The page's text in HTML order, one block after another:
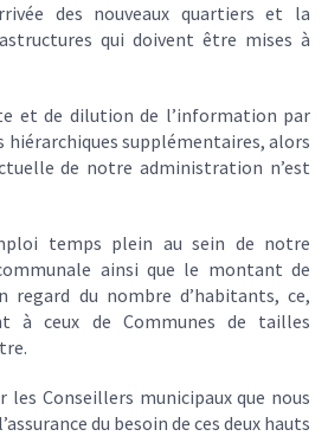
des nouveaux quartiers et la
qui doivent être mises à
et de dilution de l’information par
hiérarchiques supplémentaires, alors
de notre administration n’est
temps plein au sein de notre
ainsi que le montant de
regard du nombre d’habitants, ce,
à ceux de Communes de tailles
les Conseillers municipaux que nous
du besoin de ces deux hauts